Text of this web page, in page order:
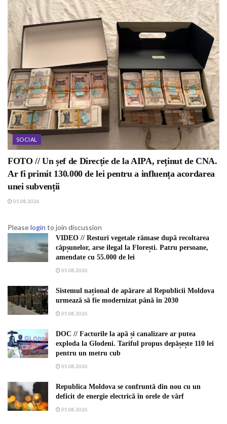
SOCIAL
FOTO // Un șef de Direcție de la AIPA, reținut de CNA.
Ar fi primit 130.000 de lei pentru a influența acordarea
unei subvenții
05.08.2026
Pleaselogin to join discussion
VIDEO // Resturi vegetale rămase după recoltarea
căpșunelor, arse ilegal la Florești. Patru persoane,
amendate cu 55.000 de lei
05.08.2026
Sistemul național de apărare al Republicii Moldova
urmează să fie modernizat până în 2030
05.08.2026
DOC // Facturile la apă și canalizare ar putea
exploda la Glodeni. Tariful propus depășește 110 lei
pentru un metru cub
05.08.2026
Republica Moldova se confruntă din nou cu un
deficit de energie electrică în orele de vârf
05.08.2026